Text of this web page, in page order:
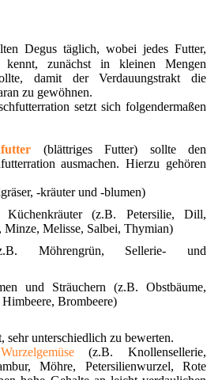
Degus täglich, wobei jedes Futter,
zunächst in kleinen Mengen
damit der Verdauungstrakt die
zu gewöhnen.
setzt sich folgendermaßen
(blättriges Futter) sollte den
ausmachen. Hierzu gehören
-kräuter und -blumen)
Küchenkräuter (z.B. Petersilie, Dill,
Melisse, Salbei, Thymian)
Möhrengrün, Sellerie- und
und Sträuchern (z.B. Obstbäume,
Brombeere)
sehr unterschiedlich zu bewerten.
(z.B. Knollensellerie,
Möhre, Petersilienwurzel, Rote